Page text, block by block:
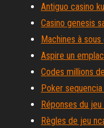
Antiguo casino
Casino genesis
Machines à
Aspire un
Codes millions
Poker
Réponses du
Règles de jeu